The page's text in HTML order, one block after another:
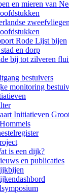
en mieren van
zweefvliegen
Rode Lijst bijen
en dorp
bij tot zilveren
bestuivers
monitoring
Initiatieven
is een dijk?
en publicaties